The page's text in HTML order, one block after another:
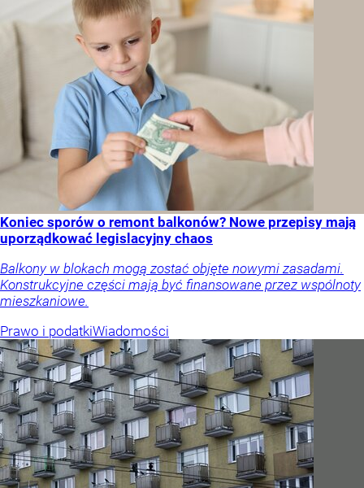
Koniec sporów o remont balkonów? Nowe przepisy mają
uporządkować legislacyjny chaos
Balkony w blokach mogą zostać objęte nowymi zasadami.
Konstrukcyjne części mają być finansowane przez wspólnoty
mieszkaniowe.
Prawo i podatkiWiadomości